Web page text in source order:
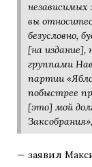
независимых
вы
безусловно,
[на издание],
группами
партии
побыстрее
[это] мой
Заксобрания»,
— заявил